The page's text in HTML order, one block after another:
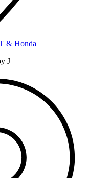
& Honda
J